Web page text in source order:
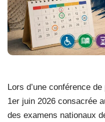
Lors d’une conférence
1er juin 2026 consacrée
des examens nationaux